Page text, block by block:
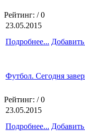
Рейтинг: / 0
23.05.2015
Подробнее...
Футбол. Сегодня
Рейтинг: / 0
23.05.2015
Подробнее...